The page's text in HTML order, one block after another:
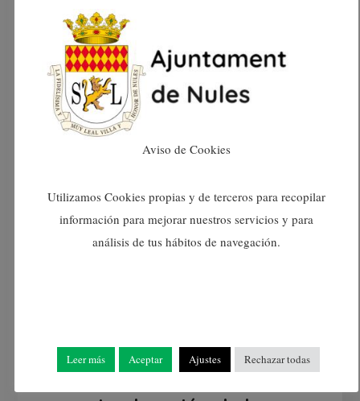
Noticias
CUATRO PERSONAS
DESEMPLEADAS PARA
SERVICIOS
Aviso de Cookies
Utilizamos Cookies propias y de terceros para recopilar
información para mejorar nuestros servicios y para
análisis de tus hábitos de navegación.
Leer más Aceptar Ajustes Rechazar todas